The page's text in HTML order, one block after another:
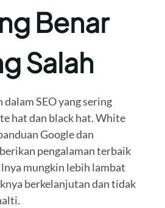
Benar
Salah
SEO yang sering
hat dan black hat. White
Google dan
pengalaman terbaik
mungkin lebih lambat
berkelanjutan dan tidak